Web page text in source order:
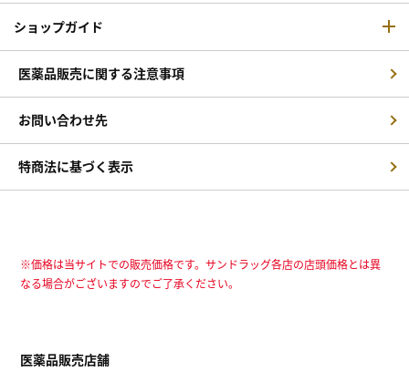
ショップガイド
医薬品販売に関する注意事項
お問い合わせ先
特商法に基づく表示
※価格は当サイトでの販売価格です。サンドラッグ各店の店頭価格とは異
なる場合がございますのでご了承ください。
医薬品販売店舗